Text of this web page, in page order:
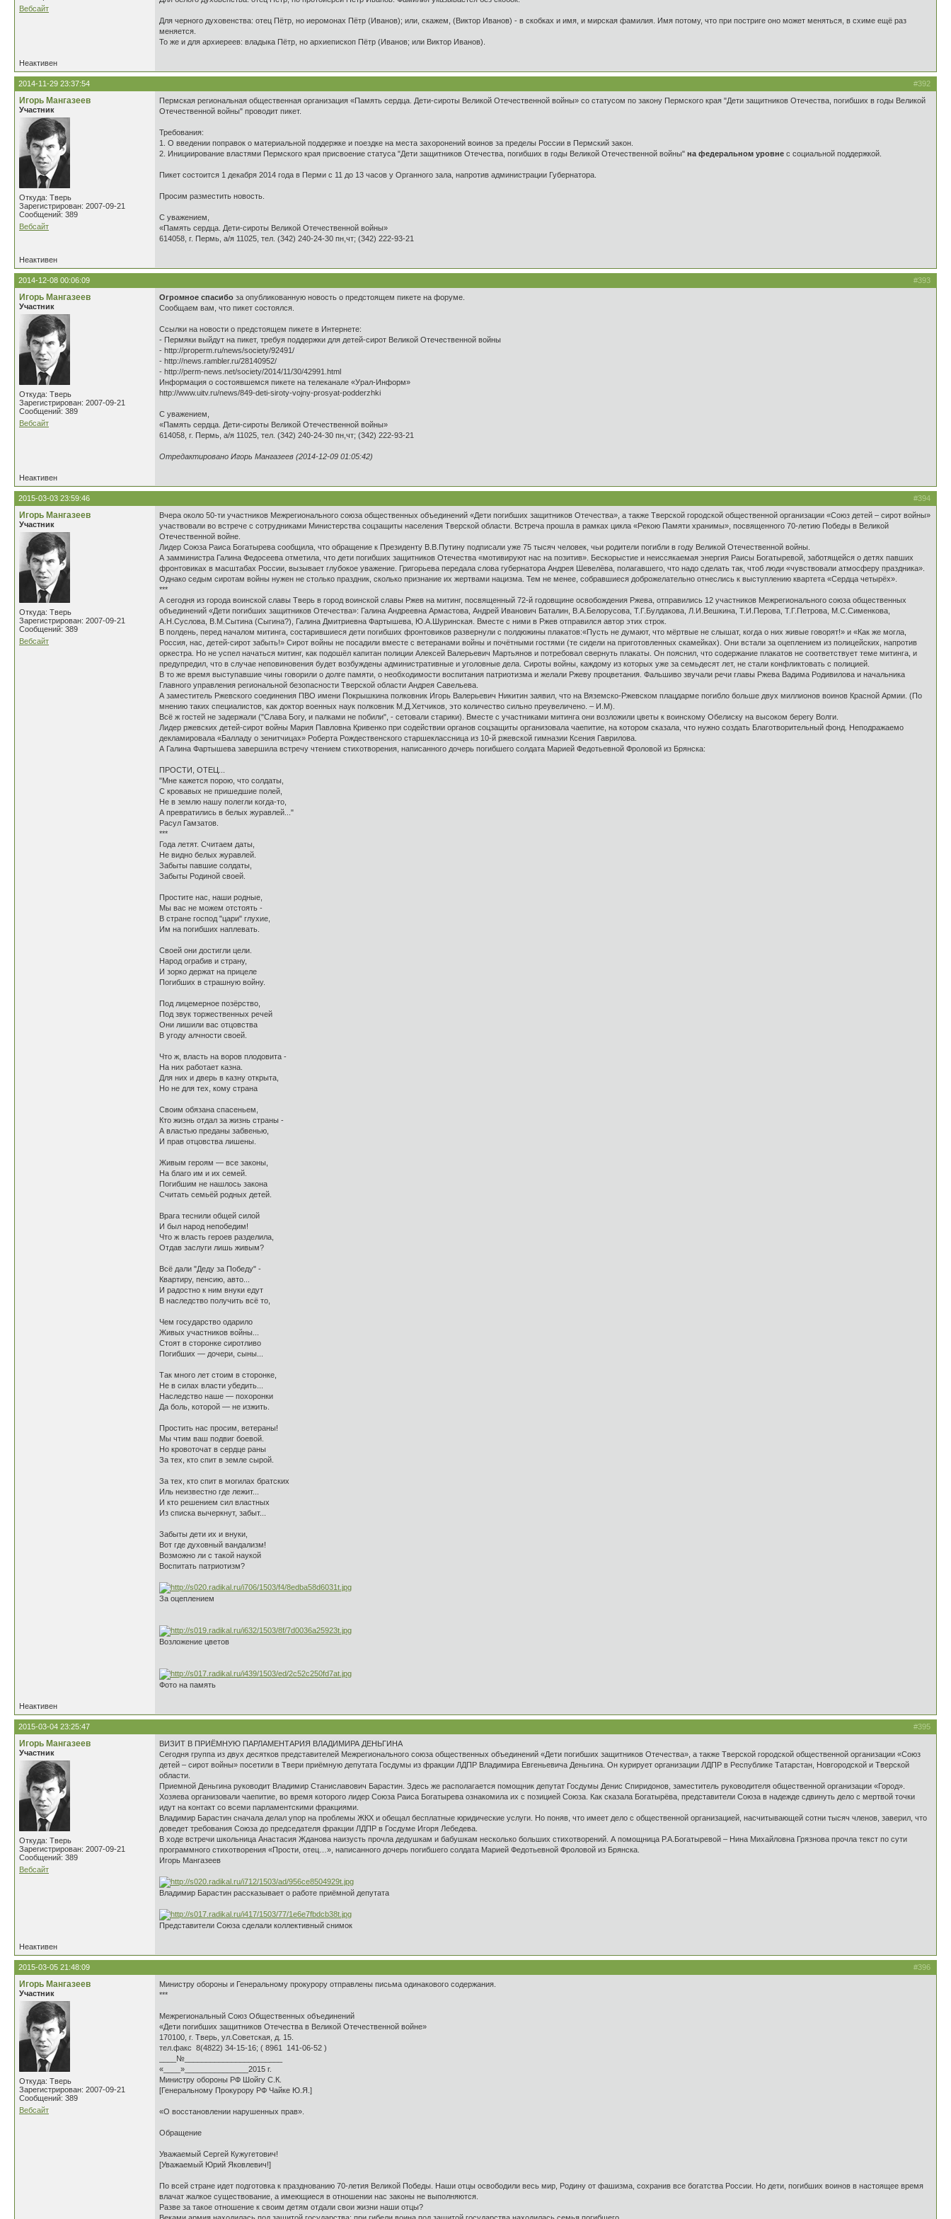
Вебсайт
Для черного духовенства: отец Пётр, но иеромонах Пётр (Иванов); или, скажем, (Виктор Иванов) - в скобках и имя, и мирская фамилия. Имя потому, что при постриге оно может меняться, в схиме ещё раз
меняется.
То же и для архиереев: владыка Пётр, но архиепископ Пётр (Иванов; или Виктор Иванов).
Неактивен
#392
2014-11-29 23:37:54
Игорь Мангазеев
Участник
Откуда: Тверь
Зарегистрирован: 2007-09-21
Сообщений: 389
Вебсайт
Пермская региональная общественная организация «Память сердца. Дети-сироты Великой Отечественной войны» со статусом по закону Пермского края "Дети защитников Отечества, погибших в годы Великой
Отечественной войны" проводит пикет.
Требования:
1. О введении поправок о материальной поддержке и поездке на места захоронений воинов за пределы России в Пермский закон.
2. Инициирование властями Пермского края присвоение статуса "Дети защитников Отечества, погибших в годы Великой Отечественной войны" на федеральном уровне с социальной поддержкой.
Пикет состоится 1 декабря 2014 года в Перми с 11 до 13 часов у Органного зала, напротив администрации Губернатора.
Просим разместить новость.
С уважением,
«Память сердца. Дети-сироты Великой Отечественной войны»
614058, г. Пермь, а/я 11025, тел. (342) 240-24-30 пн,чт; (342) 222-93-21
Неактивен
#393
2014-12-08 00:06:09
Игорь Мангазеев
Участник
Откуда: Тверь
Зарегистрирован: 2007-09-21
Сообщений: 389
Вебсайт
Огромное спасибо за опубликованную новость о предстоящем пикете на форуме.
Сообщаем вам, что пикет состоялся.
Ссылки на новости о предстоящем пикете в Интернете:
- Пермяки выйдут на пикет, требуя поддержки для детей-сирот Великой Отечественной войны
- http://properm.ru/news/society/92491/
- http://news.rambler.ru/28140952/
- http://perm-news.net/society/2014/11/30/42991.html
Информация о состоявшемся пикете на телеканале «Урал-Информ»
http://www.uitv.ru/news/849-deti-siroty-vojny-prosyat-podderzhki
С уважением,
«Память сердца. Дети-сироты Великой Отечественной войны»
614058, г. Пермь, а/я 11025, тел. (342) 240-24-30 пн,чт; (342) 222-93-21
Отредактировано Игорь Мангазеев (2014-12-09 01:05:42)
Неактивен
#394
2015-03-03 23:59:46
Игорь Мангазеев
Участник
Откуда: Тверь
Зарегистрирован: 2007-09-21
Сообщений: 389
Вебсайт
Вчера около 50-ти участников Межрегионального союза общественных объединений «Дети погибших защитников Отечества», а также Тверской городской общественной организации «Союз детей – сирот войны»
участвовали во встрече с сотрудниками Министерства соцзащиты населения Тверской области. Встреча прошла в рамках цикла «Рекою Памяти хранимы», посвященного 70-летию Победы в Великой
Отечественной войне.
Лидер Союза Раиса Богатырева сообщила, что обращение к Президенту В.В.Путину подписали уже 75 тысяч человек, чьи родители погибли в году Великой Отечественной войны.
А замминистра Галина Федосеева отметила, что дети погибших защитников Отечества «мотивируют нас на позитив». Бескорыстие и неиссякаемая энергия Раисы Богатыревой, заботящейся о детях павших
фронтовиках в масштабах России, вызывает глубокое уважение. Григорьева передала слова губернатора Андрея Шевелёва, полагавшего, что надо сделать так, чтоб люди «чувствовали атмосферу праздника».
Однако седым сиротам войны нужен не столько праздник, сколько признание их жертвами нацизма. Тем не менее, собравшиеся доброжелательно отнеслись к выступлению квартета «Сердца четырёх».
***
А сегодня из города воинской славы Тверь в город воинской славы Ржев на митинг, посвященный 72-й годовщине освобождения Ржева, отправились 12 участников Межрегионального союза общественных
объединений «Дети погибших защитников Отечества»: Галина Андреевна Армастова, Андрей Иванович Баталин, В.А.Белорусова, Т.Г.Булдакова, Л.И.Вешкина, Т.И.Перова, Т.Г.Петрова, М.С.Сименкова,
А.Н.Суслова, В.М.Сытина (Сыгина?), Галина Дмитриевна Фартышева, Ю.А.Шуринская. Вместе с ними в Ржев отправился автор этих строк.
В полдень, перед началом митинга, состарившиеся дети погибших фронтовиков развернули с полдюжины плакатов:«Пусть не думают, что мёртвые не слышат, когда о них живые говорят!» и «Как же могла,
Россия, нас, детей-сирот забыть!» Сирот войны не посадили вместе с ветеранами войны и почётными гостями (те сидели на приготовленных скамейках). Они встали за оцеплением из полицейских, напротив
оркестра. Но не успел начаться митинг, как подошёл капитан полиции Алексей Валерьевич Мартьянов и потребовал свернуть плакаты. Он пояснил, что содержание плакатов не соответствует теме митинга, и
предупредил, что в случае неповиновения будет возбуждены административные и уголовные дела. Сироты войны, каждому из которых уже за семьдесят лет, не стали конфликтовать с полицией.
В то же время выступавшие чины говорили о долге памяти, о необходимости воспитания патриотизма и желали Ржеву процветания. Фальшиво звучали речи главы Ржева Вадима Родивилова и начальника
Главного управления региональной безопасности Тверской области Андрея Савельева.
А заместитель Ржевского соединения ПВО имени Покрышкина полковник Игорь Валерьевич Никитин заявил, что на Вяземско-Ржевском плацдарме погибло больше двух миллионов воинов Красной Армии. (По
мнению таких специалистов, как доктор военных наук полковник М.Д.Хетчиков, это количество сильно преувеличено. – И.М).
Всё ж гостей не задержали ("Слава Богу, и палками не побили", - сетовали старики). Вместе с участниками митинга они возложили цветы к воинскому Обелиску на высоком берегу Волги.
Лидер ржевских детей-сирот войны Мария Павловна Кривенко при содействии органов соцзащиты организовала чаепитие, на котором сказала, что нужно создать Благотворительный фонд. Неподражаемо
декламировала «Балладу о зенитчицах» Роберта Рождественского старшеклассница из 10-й ржевской гимназии Ксения Гаврилова.
А Галина Фартышева завершила встречу чтением стихотворения, написанного дочерь погибшего солдата Марией Федотьевной Фроловой из Брянска:
ПРОСТИ, ОТЕЦ...
"Мне кажется порою, что солдаты,
С кровавых не пришедшие полей,
Не в землю нашу полегли когда-то,
А превратились в белых журавлей..."
Расул Гамзатов.
***
Года летят. Считаем даты,
Не видно белых журавлей.
Забыты павшие солдаты,
Забыты Родиной своей.
Простите нас, наши родные,
Мы вас не можем отстоять -
В стране господ "цари" глухие,
Им на погибших наплевать.
Своей они достигли цели.
Народ ограбив и страну,
И зорко держат на прицеле
Погибших в страшную войну.
Под лицемерное позёрство,
Под звук торжественных речей
Они лишили вас отцовства
В угоду алчности своей.
Что ж, власть на воров плодовита -
На них работает казна.
Для них и дверь в казну открыта,
Но не для тех, кому страна
Своим обязана спасеньем,
Кто жизнь отдал за жизнь страны -
А властью преданы забвенью,
И прав отцовства лишены.
Живым героям — все законы,
На благо им и их семей.
Погибшим не нашлось закона
Считать семьёй родных детей.
Врага теснили общей силой
И был народ непобедим!
Что ж власть героев разделила,
Отдав заслуги лишь живым?
Всё дали "Деду за Победу" -
Квартиру, пенсию, авто...
И радостно к ним внуки едут
В наследство получить всё то,
Чем государство одарило
Живых участников войны...
Стоят в сторонке сиротливо
Погибших — дочери, сыны...
Так много лет стоим в сторонке,
Не в силах власти убедить...
Наследство наше — похоронки
Да боль, которой — не изжить.
Простить нас просим, ветераны!
Мы чтим ваш подвиг боевой.
Но кровоточат в сердце раны
За тех, кто спит в земле сырой.
За тех, кто спит в могилах братских
Иль неизвестно где лежит...
И кто решением сил властных
Из списка вычеркнут, забыт...
Забыты дети их и внуки,
Вот где духовный вандализм!
Возможно ли с такой наукой
Воспитать патриотизм?
За оцеплением
Возложение цветов
Фото на память
Неактивен
#395
2015-03-04 23:25:47
Игорь Мангазеев
Участник
Откуда: Тверь
Зарегистрирован: 2007-09-21
Сообщений: 389
Вебсайт
ВИЗИТ В ПРИЁМНУЮ ПАРЛАМЕНТАРИЯ ВЛАДИМИРА ДЕНЬГИНА
Сегодня группа из двух десятков представителей Межрегионального союза общественных объединений «Дети погибших защитников Отечества», а также Тверской городской общественной организации «Союз
детей – сирот войны» посетили в Твери приёмную депутата Госдумы из фракции ЛДПР Владимира Евгеньевича Деньгина. Он курирует организации ЛДПР в Республике Татарстан, Новгородской и Тверской
области.
Приемной Деньгина руководит Владимир Станиславович Барастин. Здесь же располагается помощник депутат Госдумы Денис Спиридонов, заместитель руководителя общественной организации «Город».
Хозяева организовали чаепитие, во время которого лидер Союза Раиса Богатырева ознакомила их с позицией Союза. Как сказала Богатырёва, представители Союза в надежде сдвинуть дело с мертвой точки
идут на контакт со всеми парламентскими фракциями.
Владимир Барастин сначала делал упор на проблемы ЖКХ и обещал бесплатные юридические услуги. Но поняв, что имеет дело с общественной организацией, насчитывающей сотни тысяч членов, заверил, что
доведет требования Союза до председателя фракции ЛДПР в Госдуме Игоря Лебедева.
В ходе встречи школьница Анастасия Жданова наизусть прочла дедушкам и бабушкам несколько больших стихотворений. А помощница Р.А.Богатыревой – Нина Михайловна Грязнова прочла текст по сути
программного стихотворения «Прости, отец…», написанного дочерь погибшего солдата Марией Федотьевной Фроловой из Брянска.
Игорь Мангазеев
Владимир Барастин рассказывает о работе приёмной депутата
Представители Союза сделали коллективный снимок
Неактивен
#396
2015-03-05 21:48:09
Игорь Мангазеев
Участник
Откуда: Тверь
Зарегистрирован: 2007-09-21
Сообщений: 389
Вебсайт
Министру обороны и Генеральному прокурору отправлены письма одинакового содержания.
***
Межрегиональный Союз Общественных объединений
«Дети погибших защитников Отечества в Великой Отечественной войне»
170100, г. Тверь, ул.Советская, д. 15.
тел.факс 8(4822) 34-15-16; ( 8961 141-06-52 )
____№_______________________
«____»_______________2015 г.
Министру обороны РФ Шойгу С.К.
[Генеральному Прокурору РФ Чайке Ю.Я.]
«О восстановлении нарушенных прав».
Обращение
Уважаемый Сергей Кужугетович!
[Уважаемый Юрий Яковлевич!]
По всей стране идет подготовка к празднованию 70-летия Великой Победы. Наши отцы освободили весь мир, Родину от фашизма, сохранив все богатства России. Но дети, погибших воинов в настоящее время
влачат жалкое существование, а имеющиеся в отношении нас законы не выполняются.
Разве за такое отношение к своим детям отдали свои жизни наши отцы?